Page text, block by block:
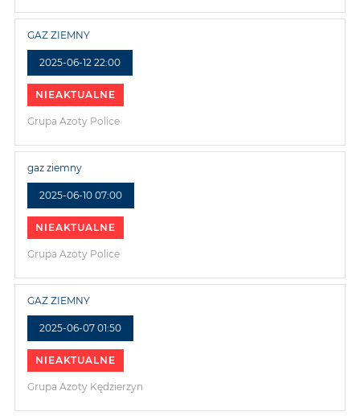
2025-06-12 22:00
GAZ ZIEMNY
NIEAKTUALNE
Grupa Azoty Police
2025-06-10 07:00
gaz ziemny
NIEAKTUALNE
Grupa Azoty Police
2025-06-07 01:50
GAZ ZIEMNY
NIEAKTUALNE
Grupa Azoty Kędzierzyn